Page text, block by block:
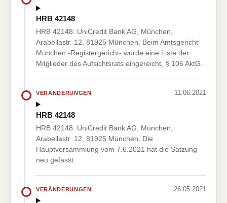
HRB 42148
HRB 42148: UniCredit Bank AG, München,
Arabellastr. 12, 81925 München. Beim Amtsgericht
München -Registergericht- wurde eine Liste der
Mitglieder des Aufsichtsrats eingereicht, § 106 AktG.
VERÄNDERUNGEN 11.06.2021
HRB 42148
HRB 42148: UniCredit Bank AG, München,
Arabellastr. 12, 81925 München. Die
Hauptversammlung vom 7.6.2021 hat die Satzung
neu gefasst.
VERÄNDERUNGEN 26.05.2021